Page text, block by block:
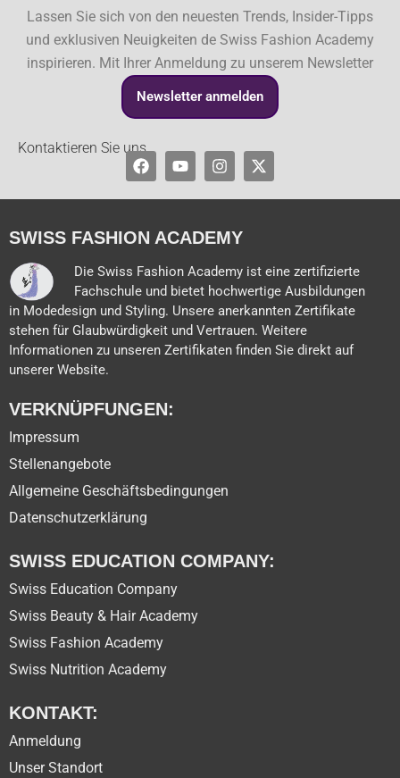
Lassen Sie sich von den neuesten Trends, Insider-Tipps
und exklusiven Neuigkeiten de Swiss Fashion Academy
inspirieren. Mit Ihrer Anmeldung zu unserem Newsletter
Newsletter anmelden
Kontaktieren Sie uns
FacebookYoutubeInstagram
X-
twitter
SWISS FASHION ACADEMY
Die Swiss Fashion Academy ist eine zertifizierte
Fachschule und bietet hochwertige Ausbildungen
in Modedesign und Styling. Unsere anerkannten Zertifikate
stehen für Glaubwürdigkeit und Vertrauen. Weitere
Informationen zu unseren Zertifikaten finden Sie direkt auf
unserer Website.
VERKNÜPFUNGEN:
Impressum
Stellenangebote
Allgemeine Geschäftsbedingungen
Datenschutzerklärung
SWISS EDUCATION COMPANY:
Swiss Education Company
Swiss Beauty & Hair Academy
Swiss Fashion Academy
Swiss Nutrition Academy
KONTAKT:
Anmeldung
Unser Standort